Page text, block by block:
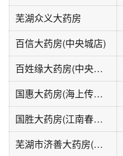
芜湖众义大药房
百信大药房(中央城店)
百姓缘大药房(中央城店)
国惠大药房(海上传奇店)
国胜大药房(江南春城店)
芜湖市济善大药房(陡门巷店)